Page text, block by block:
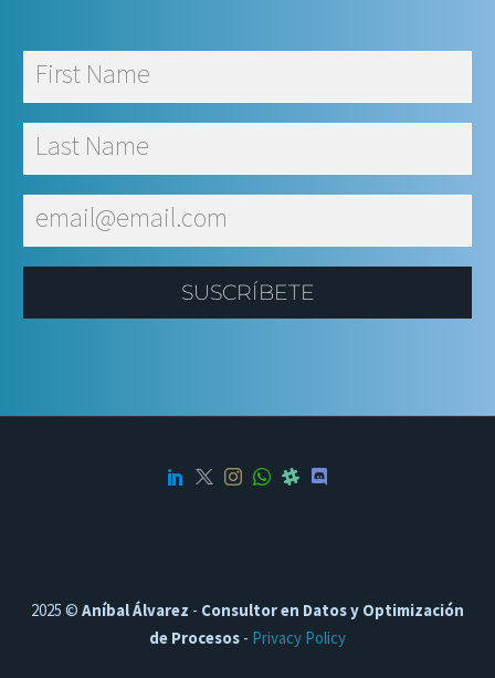
SUSCRÍBETE
2025 © Aníbal Álvarez - Consultor en Datos y Optimización
de Procesos - Privacy Policy